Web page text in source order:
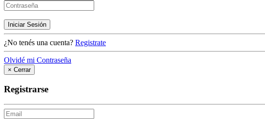
Iniciar Sesión
¿No tenés una cuenta? Registrate
Olvidé mi Contraseña
× Cerrar
Registrarse